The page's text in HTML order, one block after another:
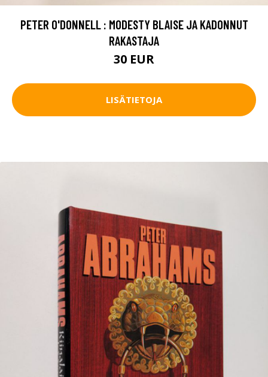
PETER O'DONNELL : MODESTY BLAISE JA KADONNUT
RAKASTAJA
30 EUR
LISÄTIETOJA